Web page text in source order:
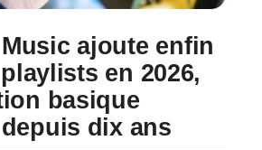
ajoute enfin
en 2026,
basique
dix ans